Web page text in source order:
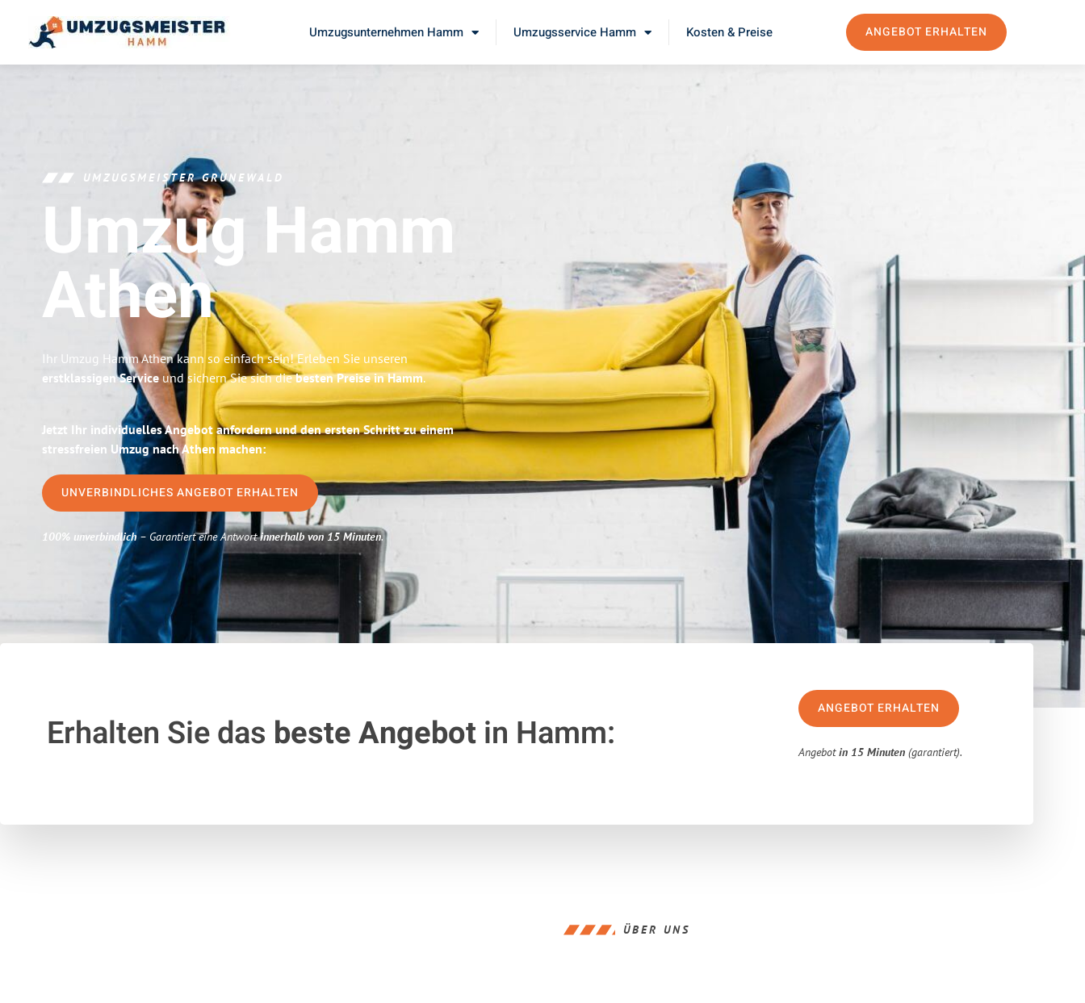
Umzugsunternehmen Hamm Umzugsservice Hamm Kosten & Preise ANGEBOT ERHALTEN
UMZUGSMEISTER GRUNEWALD
Umzug Hamm
Athen
Ihr Umzug Hamm Athen kann so einfach sein! Erleben Sie unseren
erstklassigen Service und sichern Sie sich diebesten Preise in Hamm.
Jetzt Ihr individuelles Angebot anfordern und den ersten Schritt zu einem
stressfreien Umzug nach Athen machen:
UNVERBINDLICHES ANGEBOT ERHALTEN
100% unverbindlich– Garantiert eine Antwortinnerhalb von 15 Minuten.
Erhalten Sie das beste Angebotin Hamm:
ANGEBOT ERHALTEN
Angebotin 15 Minuten (garantiert).
ÜBER UNS